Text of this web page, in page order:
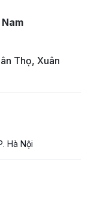
Thọ, Xuân
Hà Nội